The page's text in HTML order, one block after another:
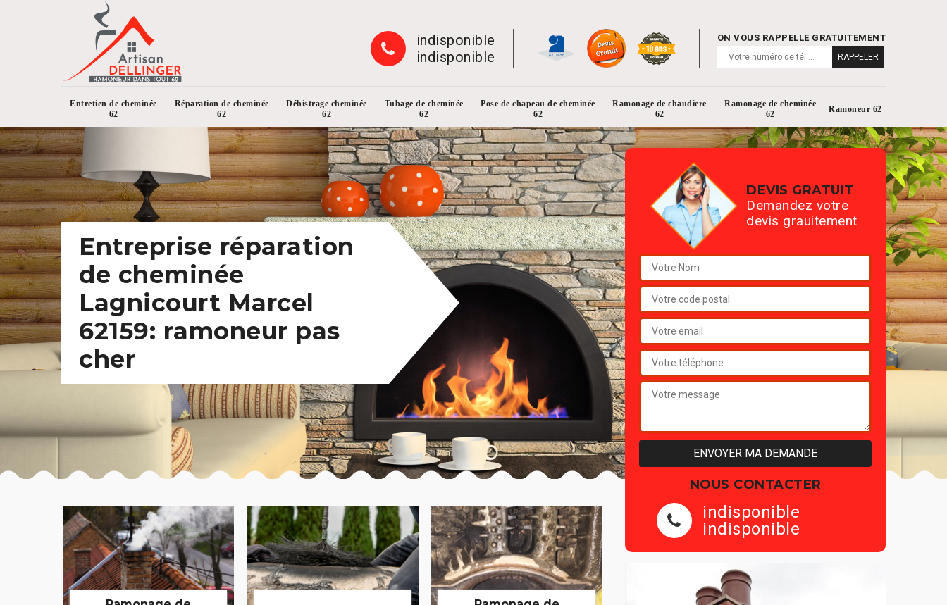
indisponible
indisponible
ON VOUS RAPPELLE GRATUITEMENT
Entretien de cheminée
62
Réparation de cheminée
62
Débistrage cheminée
62
Tubage de cheminée
62
Pose de chapeau de cheminée
62
Ramonage de chaudiere
62
Ramonage de cheminée
62
Ramoneur 62
Entreprise réparation
de cheminée
Lagnicourt Marcel
62159: ramoneur pas
cher
DEVIS GRATUIT
Demandez votre
devis grauitement
NOUS CONTACTER
indisponible
indisponible